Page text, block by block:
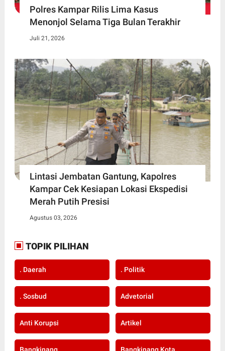
Polres Kampar Rilis Lima Kasus
Menonjol Selama Tiga Bulan Terakhir
Juli 21, 2026
Lintasi Jembatan Gantung, Kapolres
Kampar Cek Kesiapan Lokasi Ekspedisi
Merah Putih Presisi
Agustus 03, 2026
TOPIK PILIHAN
. Daerah . Politik
. Sosbud Advetorial
Anti Korupsi Artikel
Bangkinang Bangkinang Kota